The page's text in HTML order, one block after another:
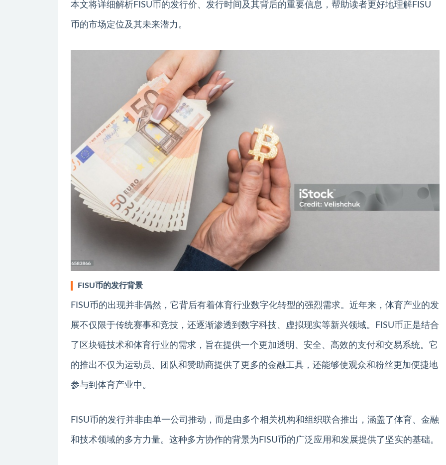
本文将详细解析FISU币的发行价、发行时间及其背后的重要信息，帮助读者更好地理解FISU
币的市场定位及其未来潜力。
FISU币的发行背景
FISU币的出现并非偶然，它背后有着体育行业数字化转型的强烈需求。近年来，体育产业的发
展不仅限于传统赛事和竞技，还逐渐渗透到数字科技、虚拟现实等新兴领域。FISU币正是结合
了区块链技术和体育行业的需求，旨在提供一个更加透明、安全、高效的支付和交易系统。它
的推出不仅为运动员、团队和赞助商提供了更多的金融工具，还能够使观众和粉丝更加便捷地
参与到体育产业中。
FISU币的发行并非由单一公司推动，而是由多个相关机构和组织联合推出，涵盖了体育、金融
和技术领域的多方力量。这种多方协作的背景为FISU币的广泛应用和发展提供了坚实的基础。